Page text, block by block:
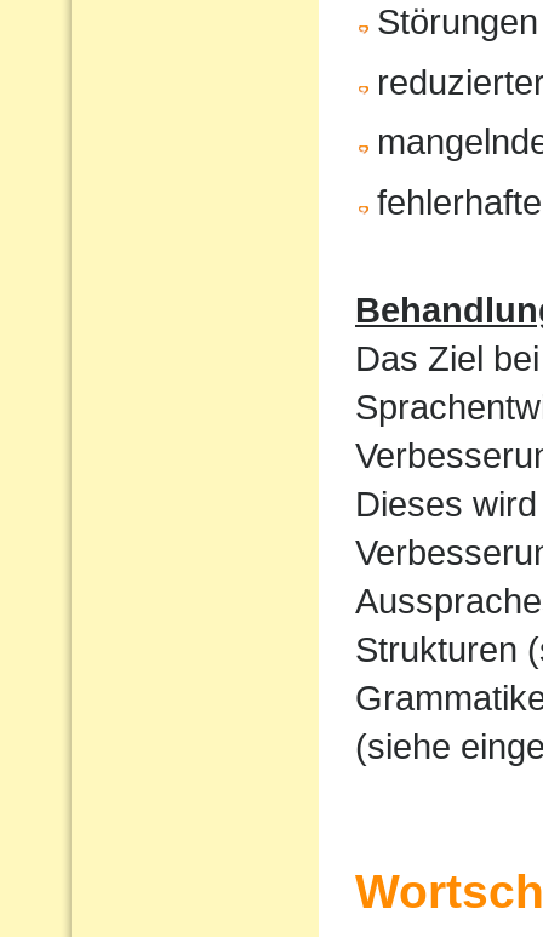
Das Ziel
Dieses
Strukturen
(siehe